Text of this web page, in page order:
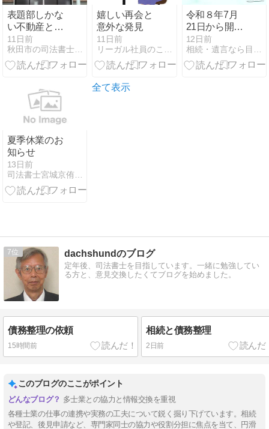
表題部しかな
い不動産と相
続人申告登記
｜司法書士お
ぎわら相続登
11日前
秋田市の司法書士おぎわら相続登記事務所秋田のやわらかなブログ
嬉しい再会と
意外な発見
11日前
リーガル社員のここだけの話。
令和８年7月
21日から開始
した「商業登
記リモート署
名」とは？
12日前
相続・遺言なら目黒区学芸大学の司法書士増田リーガルオフィス
夏季休業のお
知らせ
13日前
司法書士宮城京侑事務所ブログ
全て表示
7 dachshundのブログ
定年後、司法書士を目指しています。一緒に勉強してい
る方と、意見交換したくてブログを始めました。
債務整理の依頼
15時間前
相続と債務整理
2日前
このブログのここがポイント
多士業との協力と情報交換を重視
各種士業の仕事の連携や実務の工夫について鋭く掘り下げています。相続
や登記、後見申請など、専門家同士の協力や役割分担に焦点を当て、円滑